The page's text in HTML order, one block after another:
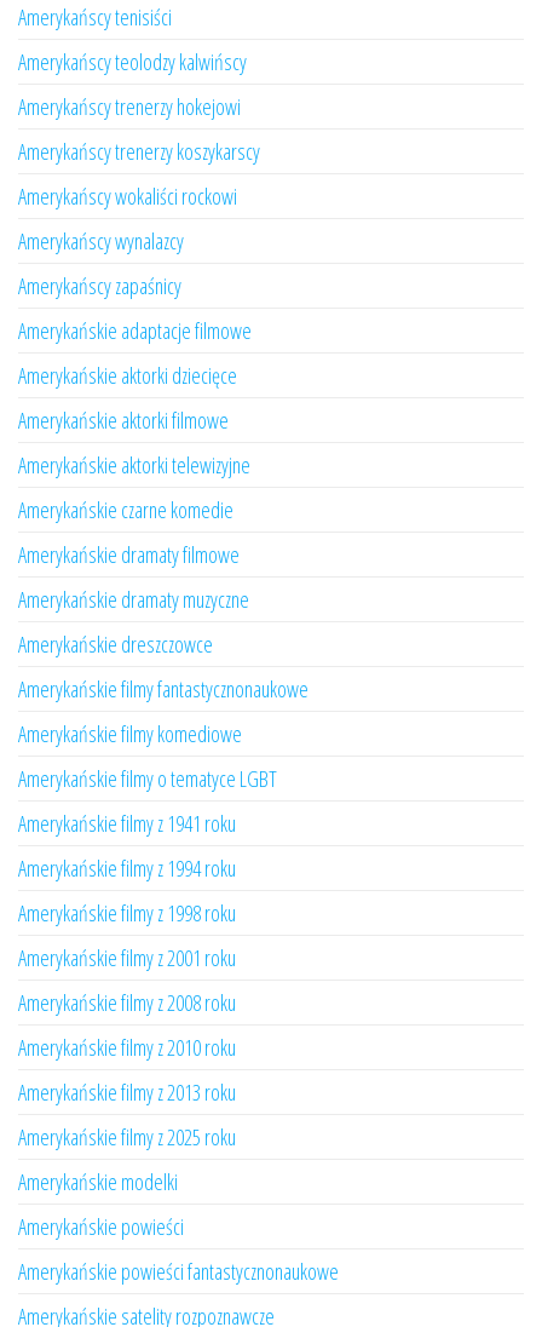
Amerykańscy tenisiści
Amerykańscy teolodzy kalwińscy
Amerykańscy trenerzy hokejowi
Amerykańscy trenerzy koszykarscy
Amerykańscy wokaliści rockowi
Amerykańscy wynalazcy
Amerykańscy zapaśnicy
Amerykańskie adaptacje filmowe
Amerykańskie aktorki dziecięce
Amerykańskie aktorki filmowe
Amerykańskie aktorki telewizyjne
Amerykańskie czarne komedie
Amerykańskie dramaty filmowe
Amerykańskie dramaty muzyczne
Amerykańskie dreszczowce
Amerykańskie filmy fantastycznonaukowe
Amerykańskie filmy komediowe
Amerykańskie filmy o tematyce LGBT
Amerykańskie filmy z 1941 roku
Amerykańskie filmy z 1994 roku
Amerykańskie filmy z 1998 roku
Amerykańskie filmy z 2001 roku
Amerykańskie filmy z 2008 roku
Amerykańskie filmy z 2010 roku
Amerykańskie filmy z 2013 roku
Amerykańskie filmy z 2025 roku
Amerykańskie modelki
Amerykańskie powieści
Amerykańskie powieści fantastycznonaukowe
Amerykańskie satelity rozpoznawcze